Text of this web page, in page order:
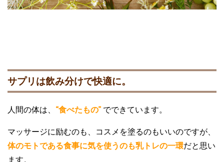
サプリは飲み分けで快適に。
人間の体は、 “食べたもの” でできています。
マッサージに励むのも、コスメを塗るのもいいのですが、
体のモトである食事に気を使うのも乳トレの一環だと思い
ます。